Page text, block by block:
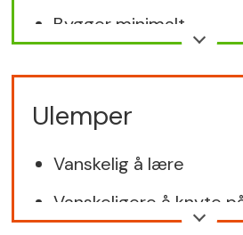
Bygger minimalt
Ulemper
Vanskelig å lære
Vanskeligere å knyte